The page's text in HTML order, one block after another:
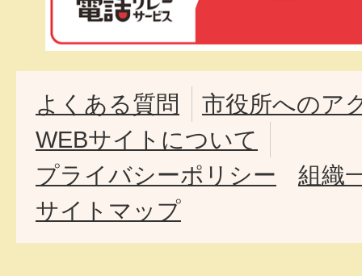
よくある質問
市役所へのア
WEBサイトについて
プライバシーポリシー
組織
サイトマップ